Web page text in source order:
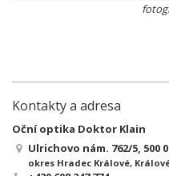
Kontakty a adresa
Oční optika Doktor Klain
Ulrichovo nám. 762/5, 500
okres Hradec Králové,